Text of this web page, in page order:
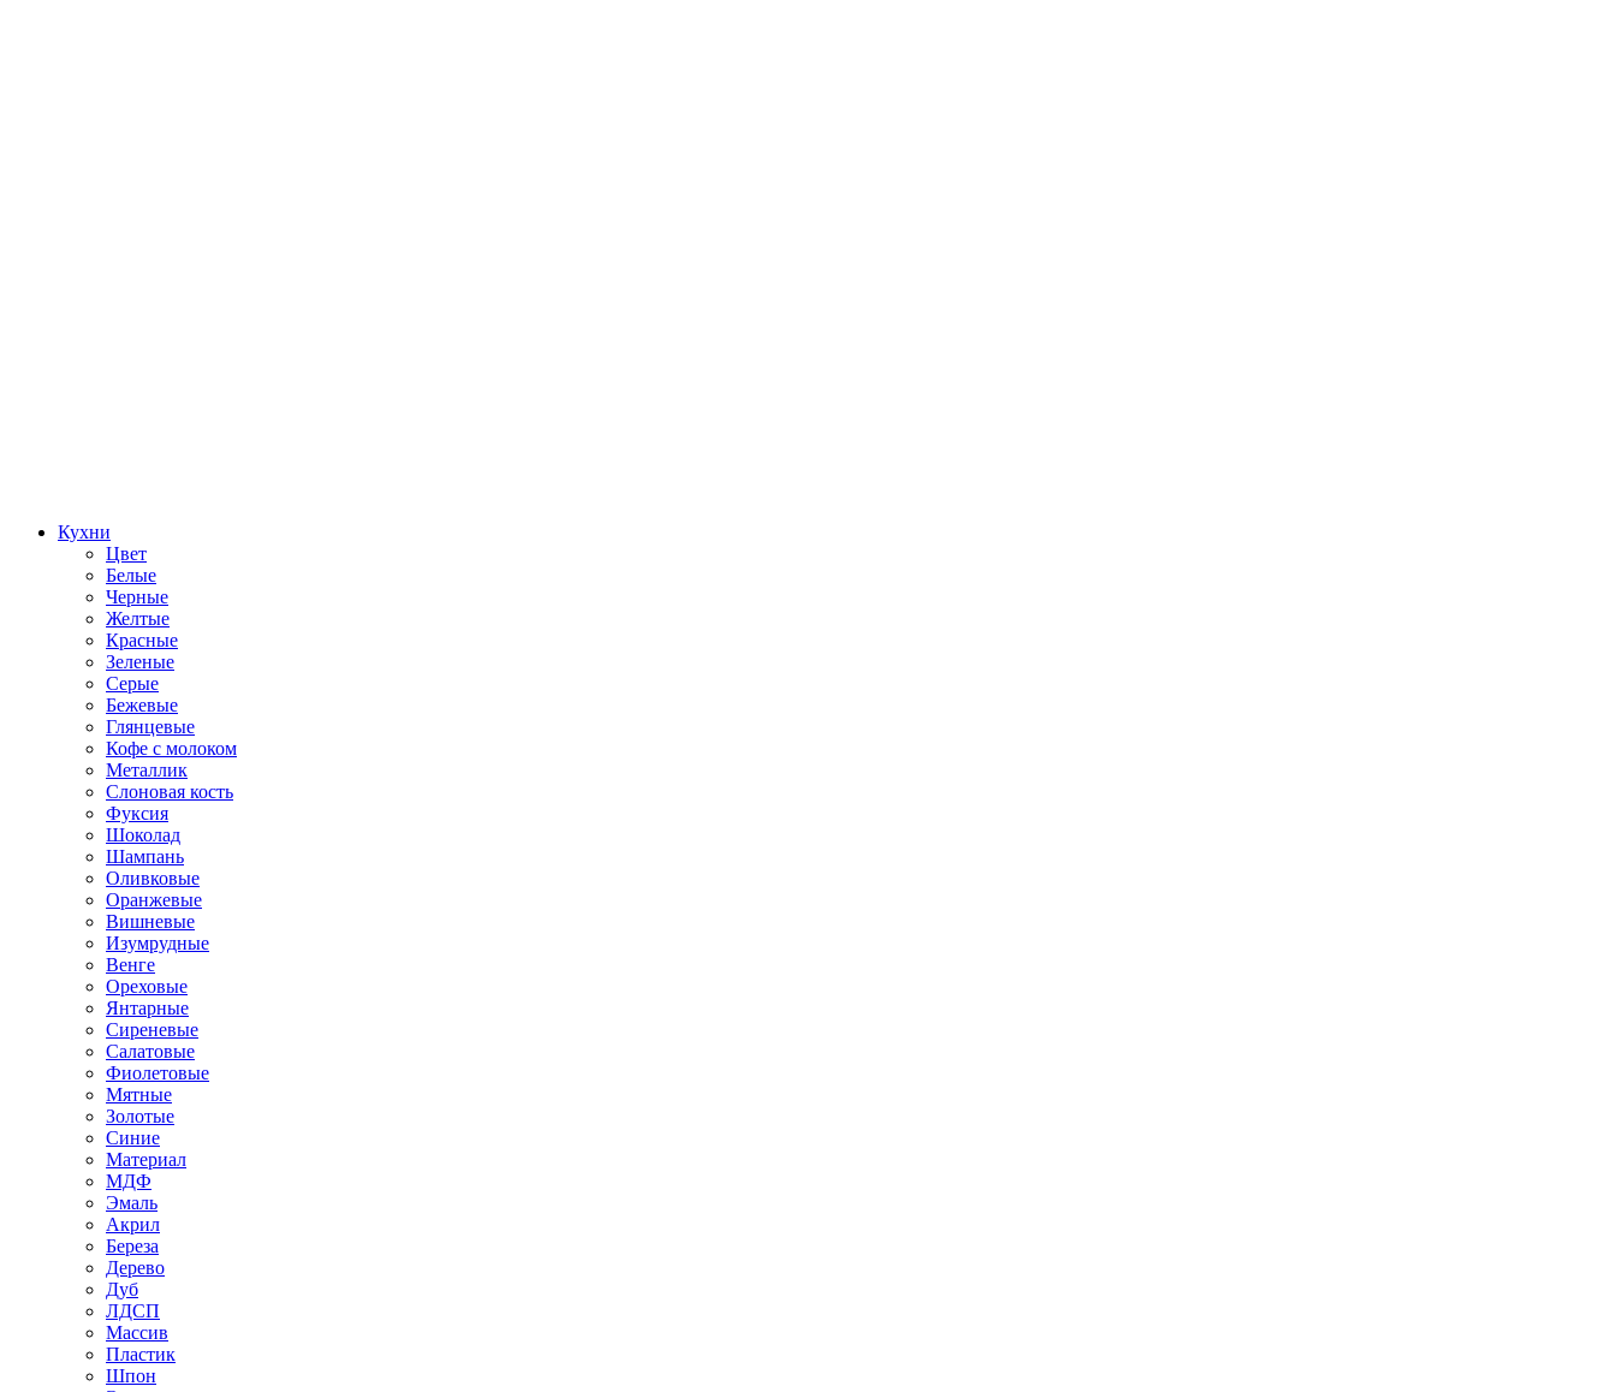
Кухни
Цвет
Белые
Черные
Желтые
Красные
Зеленые
Серые
Бежевые
Глянцевые
Кофе с молоком
Металлик
Слоновая кость
Фуксия
Шоколад
Шампань
Оливковые
Оранжевые
Вишневые
Изумрудные
Венге
Ореховые
Янтарные
Сиреневые
Салатовые
Фиолетовые
Мятные
Золотые
Синие
Материал
МДФ
Эмаль
Акрил
Береза
Дерево
Дуб
ЛДСП
Массив
Пластик
Шпон